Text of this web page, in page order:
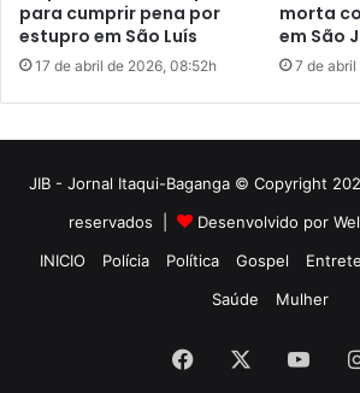
JIB - Jornal Itaqui-Baganga © Copyright
reservados |
Desenvolvido por
INICIO
Polícia Política Gospel
Saúde
Mulher
Facebook